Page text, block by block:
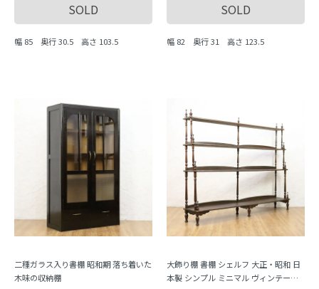
SOLD
幅 85 奥行 30.5 高さ 103.5
SOLD
幅 82 奥行 31 高さ 123.5
二種ガラス入り書棚 昭和期 落ち着いた
木味の収納棚
大飾り棚 書棚 シェルフ 大正・昭和 日
本製 シンプル ミニマル ヴィンテージ